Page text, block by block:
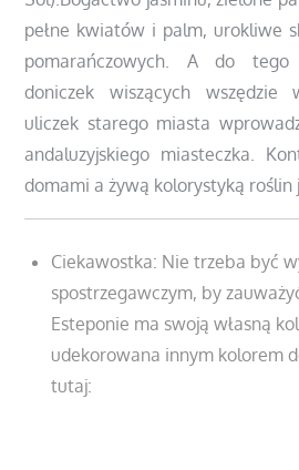
pełne kwiatów i palm, urokliwe
pomarańczowych. A do tego
doniczek wiszących wszędzie
uliczek starego miasta
andaluzyjskiego miasteczka.
domami a żywą kolorystyką roślin
Ciekawostka: Nie trzeba być
spostrzegawczym, by
Esteponie ma swoją własną
udekorowana innym kolorem
tutaj: